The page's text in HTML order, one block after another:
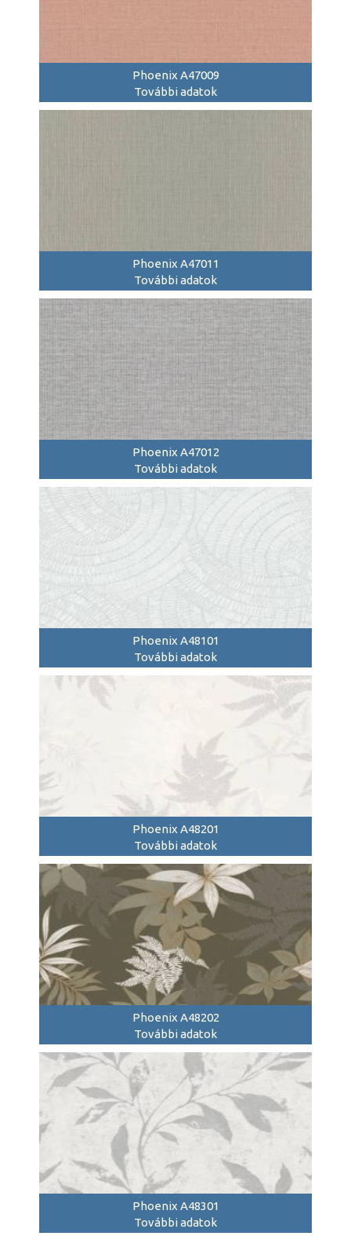
Phoenix A47009
További adatok
Phoenix A47011
További adatok
Phoenix A47012
További adatok
Phoenix A48101
További adatok
Phoenix A48201
További adatok
Phoenix A48202
További adatok
Phoenix A48301
További adatok